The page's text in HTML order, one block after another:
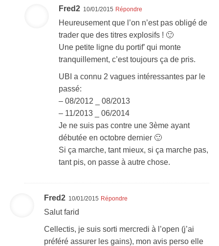
Fred2 10/01/2015 Répondre
Heureusement que l’on n’est pas obligé de
trader que des titres explosifs ! 🙂
Une petite ligne du portif’ qui monte
tranquillement, c’est toujours ça de pris.
UBI a connu 2 vagues intéressantes par le
passé:
– 08/2012 _ 08/2013
– 11/2013 _ 06/2014
Je ne suis pas contre une 3ème ayant
débutée en octobre dernier 🙂
Si ça marche, tant mieux, si ça marche pas,
tant pis, on passe à autre chose.
Fred2 10/01/2015 Répondre
Salut farid
Cellectis, je suis sorti mercredi à l’open (j’ai
préféré assurer les gains), mon avis perso elle